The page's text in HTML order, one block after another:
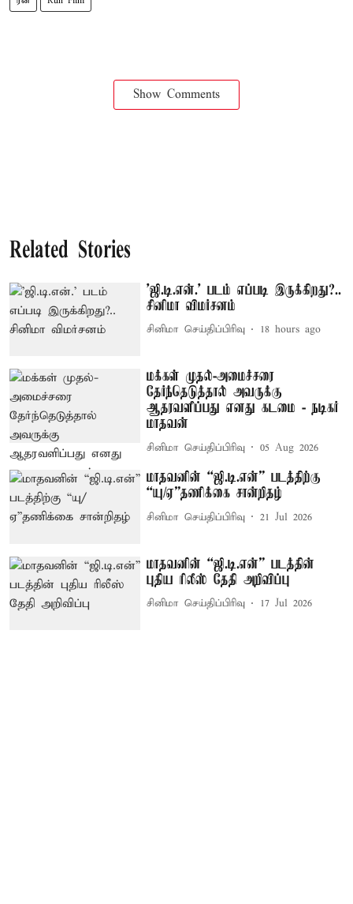
Show Comments
Related Stories
'ஜி.டி.என்.' படம் எப்படி இருக்கிறது?..
சினிமா விமர்சனம்
சினிமா செய்திப்பிரிவு 18 hours ago
மக்கள் முதல்-அமைச்சரை
தேர்ந்தெடுத்தால் அவருக்கு
ஆதரவளிப்பது எனது கடமை - நடிகர்
மாதவன்
சினிமா செய்திப்பிரிவு 05 Aug 2026
மாதவனின் “ஜி.டி.என்” படத்திற்கு
“யு/ஏ”தணிக்கை சான்றிதழ்
சினிமா செய்திப்பிரிவு 21 Jul 2026
மாதவனின் “ஜி.டி.என்” படத்தின்
புதிய ரிலீஸ் தேதி அறிவிப்பு
சினிமா செய்திப்பிரிவு 17 Jul 2026